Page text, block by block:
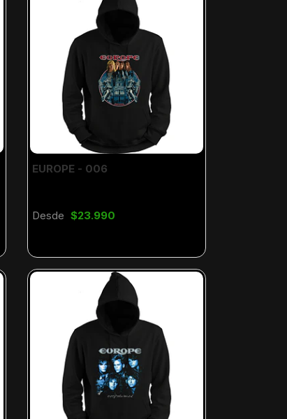
EUROPE - 006
Desde $23.990